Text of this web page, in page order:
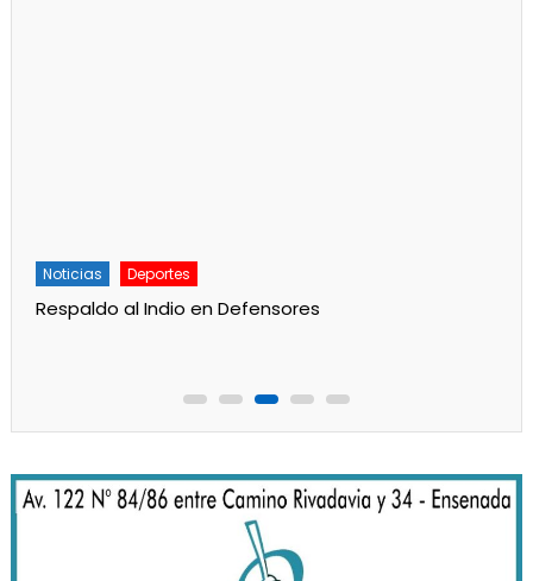
Noticias Deportes
Respaldo al Indio en Defensores